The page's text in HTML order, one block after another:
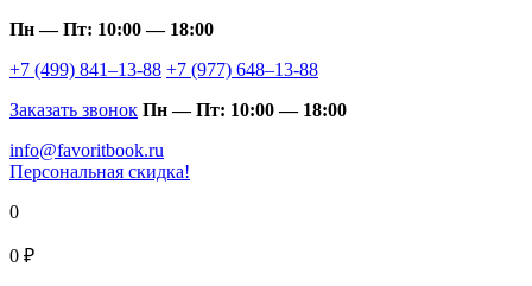
Пн — Пт: 10:00 — 18:00
+7 (499) 841–13-88 +7 (977) 648–13-88
Заказать звонок Пн — Пт: 10:00 — 18:00
info@favoritbook.ru
Персональная скидка!
0
0 ₽